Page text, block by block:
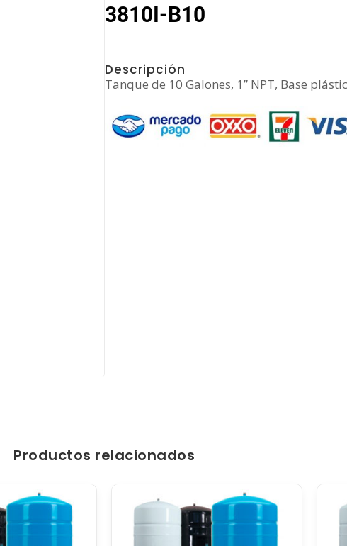
3810I-B10
Descripción
Tanque de 10 Galones, 1” NPT, Base
Productos relacionados